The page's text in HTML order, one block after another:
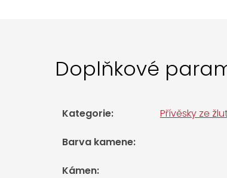
Doplňkové
Kategorie: Přívěsky ze
Barva kamene:
Kámen: